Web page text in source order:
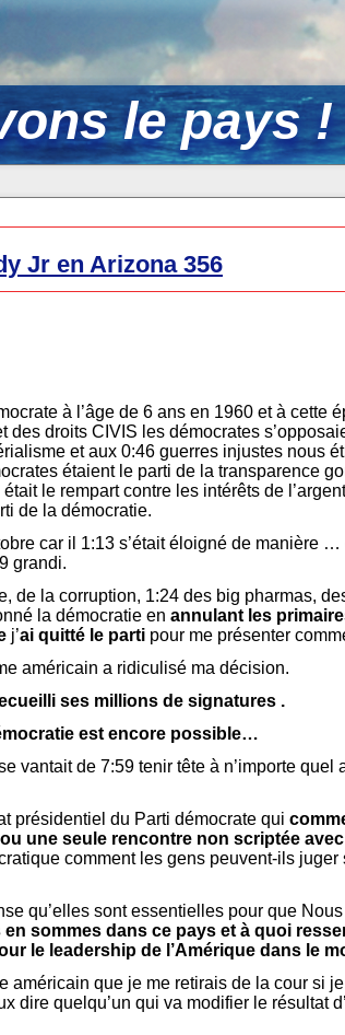
le pays !
Jr en Arizona 356
à l’âge de 6 ans en 1960 et à cette
droits CIVIS les démocrates
et aux 0:46 guerres injustes nous
étaient le parti de la transparence
le rempart contre les intérêts de
de la démocratie.
car il 1:13 s’était éloigné de manière
grandi.
de la corruption, 1:24 des big pharmas,
la démocratie en annulant les
j’ai quitté le parti pour me présenter
américain a ridiculisé ma décision.
ses millions de signatures .
est encore possible…
vantait de 7:59 tenir tête à n’importe quel
présidentiel du Parti démocrate qui
une seule rencontre non scriptée
comment les gens peuvent-ils juger
qu’elles sont essentielles pour que
en sommes dans ce pays et à quoi
le leadership de l’Amérique dans le
américain que je me retirais de la cour si
dire quelqu’un qui va modifier le résultat